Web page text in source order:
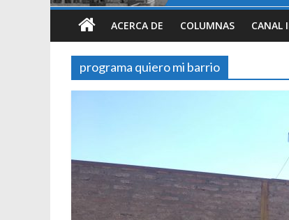
ACERCA DE COLUMNAS CANAL
programa quiero mi barrio